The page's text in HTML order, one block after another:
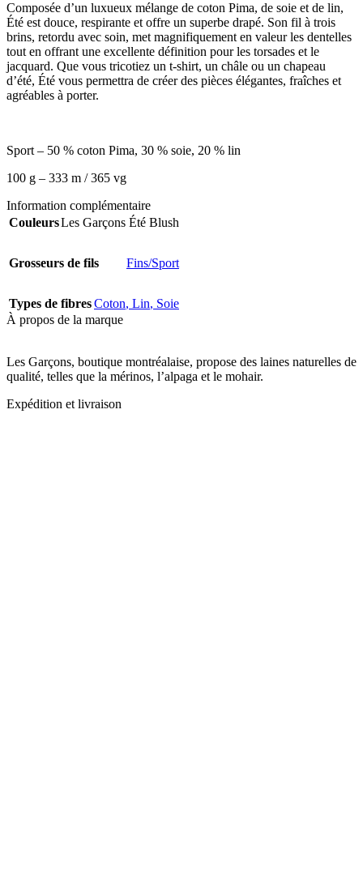
Composée d’un luxueux mélange de coton Pima, de soie et de lin,
Été est douce, respirante et offre un superbe drapé. Son fil à trois
brins, retordu avec soin, met magnifiquement en valeur les dentelles
tout en offrant une excellente définition pour les torsades et le
jacquard. Que vous tricotiez un t-shirt, un châle ou un chapeau
d’été, Été vous permettra de créer des pièces élégantes, fraîches et
agréables à porter.
Sport – 50 % coton Pima, 30 % soie, 20 % lin
100 g – 333 m / 365 vg
Information complémentaire
CouleursLes Garçons Été Blush
Grosseurs de fils Fins/Sport
Types de fibresCoton, Lin, Soie
À propos de la marque
Les Garçons, boutique montréalaise, propose des laines naturelles de
qualité, telles que la mérinos, l’alpaga et le mohair.
Expédition et livraison